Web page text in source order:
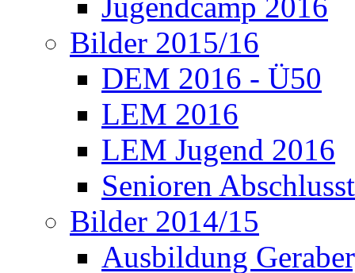
Bilder 2015/16
DEM 2016 - Ü50
LEM 2016
LEM Jugend 2016
Senioren
Bilder 2014/15
Ausbildung